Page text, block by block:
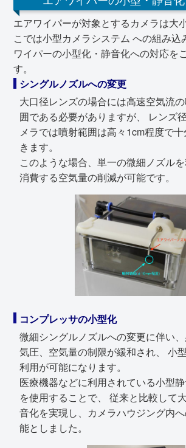
エアワイパーが対象とするカメラは大
こでは小型カメラシステム への組み込
ワイパーの小型化・静音化への対応を
す。
シングルノズルへの変更
大口径レンズの場合には高速空気流
囲である必要がありますが、 レンズ
メラでは噴射範囲は高々1cm程度で
きます。
このような場合、単一の微細ノズル
消費する空気量の削減が可能です。
コンプレッサの小型化
微細シングルノズルへの変更に伴い
気圧、空気量の制限が緩和され、 小
利用が可能になります。
医療機器などに利用されている小型
を使用することで、 従来と比較して
音化を実現し、カメラハウジング内
能としました。